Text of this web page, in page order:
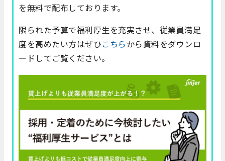
を無料で配布しております。
限られた予算で福利厚生を充実させ、従業員満足
度を高めたい方はぜひこちらから資料をダウンロ
ードしてご覧ください。